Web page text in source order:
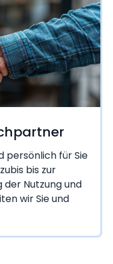
persönlich für Sie
bis zur
Nutzung und
wir Sie und